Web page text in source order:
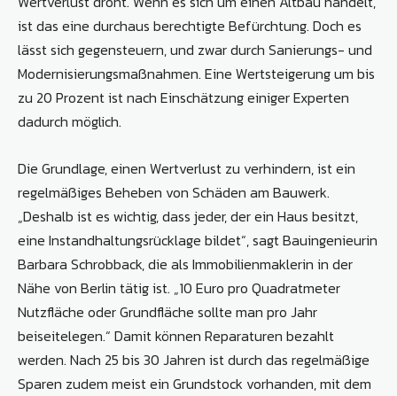
ist das eine durchaus berechtigte Befürchtung. Doch es
lässt sich gegensteuern, und zwar durch Sanierungs- und
Modernisierungsmaßnahmen. Eine Wertsteigerung um bis
zu 20 Prozent ist nach Einschätzung einiger Experten
dadurch möglich.
Die Grundlage, einen Wertverlust zu verhindern, ist ein
regelmäßiges Beheben von Schäden am Bauwerk.
„Deshalb ist es wichtig, dass jeder, der ein Haus besitzt,
eine Instandhaltungsrücklage bildet“, sagt Bauingenieurin
Barbara Schrobback, die als Immobilienmaklerin in der
Nähe von Berlin tätig ist. „10 Euro pro Quadratmeter
Nutzfläche oder Grundfläche sollte man pro Jahr
beiseitelegen.“ Damit können Reparaturen bezahlt
werden. Nach 25 bis 30 Jahren ist durch das regelmäßige
Sparen zudem meist ein Grundstock vorhanden, mit dem